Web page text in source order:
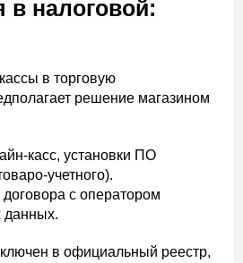
в налоговой:
в торговую
решение магазином
касс, установки ПО
учетного).
с оператором
данных.
в официальный реестр,